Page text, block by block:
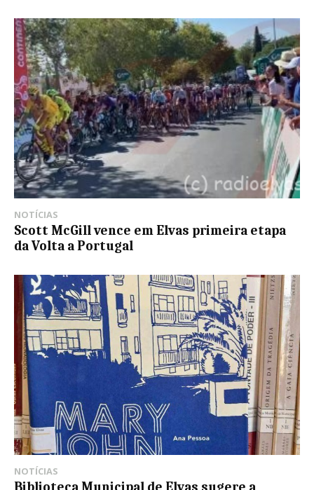
NOTÍCIAS
Scott McGill vence em Elvas primeira etapa
da Volta a Portugal
NOTÍCIAS